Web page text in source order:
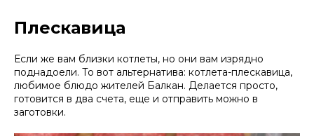
Плескавица
Если же вам близки котлеты, но они вам изрядно
поднадоели. То вот альтернатива: котлета-плескавица,
любимое блюдо жителей Балкан. Делается просто,
готовится в два счета, еще и отправить можно в
заготовки.